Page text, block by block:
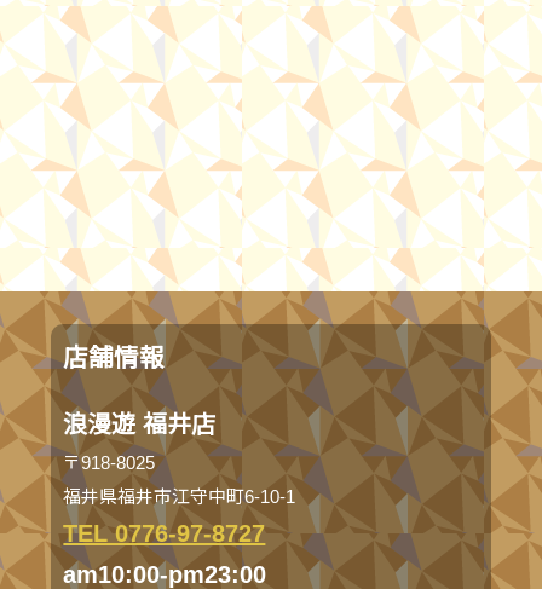
店舗情報
浪漫遊 福井店
〒918-8025
福井県福井市江守中町6-10-1
TEL 0776-97-8727
am10:00-pm23:00